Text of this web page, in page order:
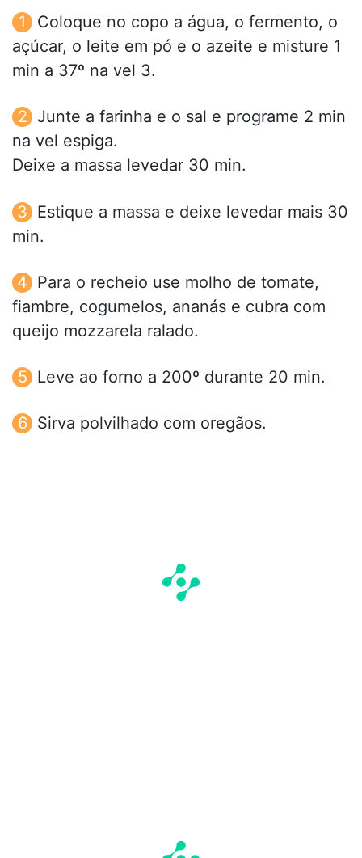
Coloque no copo a água, o fermento, o
açúcar, o leite em pó e o azeite e misture 1
min a 37º na vel 3.
Junte a farinha e o sal e programe 2 min
na vel espiga.
Deixe a massa levedar 30 min.
Estique a massa e deixe levedar mais 30
min.
Para o recheio use molho de tomate,
fiambre, cogumelos, ananás e cubra com
queijo mozzarela ralado.
Leve ao forno a 200º durante 20 min.
Sirva polvilhado com oregãos.